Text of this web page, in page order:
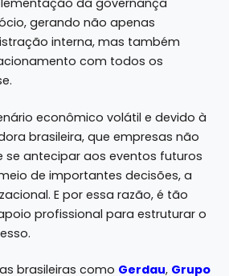
gerando não apenas
interna, mas também
com todos os
econômico volátil e devido à
brasileira, que empresas não
se antecipar aos eventos futuros
de importantes decisões, a
E por essa razão, é tão
profissional para estruturar o
brasileiras como Gerdau, Grupo